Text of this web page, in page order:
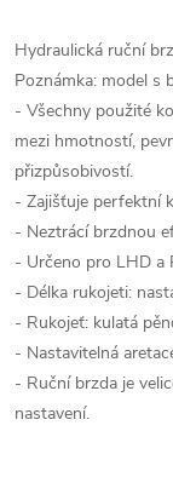
Hydraulická ruční
Poznámka: model s
- Všechny použité
mezi hmotností,
přizpůsobivostí.
- Zajišťuje perfektní
- Neztrácí brzdnou
- Určeno pro LHD a
- Délka rukojeti:
- Rukojeť: kulatá
- Nastavitelná
- Ruční brzda je
nastavení.